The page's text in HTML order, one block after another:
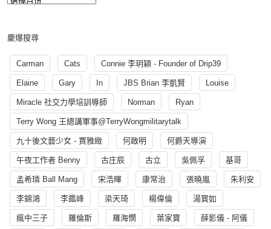
慶爆搜尋
Carman Cats Connie 李玥穎 - Founder of Drip39
Elaine Gary In JBS Brian 李凱賢 Louise
Miracle 社交力學培訓導師 Norman Ryan
Terry Wong 王總講軍事@TerryWongmilitarytalk
九十後文藝少女 - 賈雅緻 何啟明 何爵天導演
午夜工作者 Benny 古庄辰 古立 吳佩孚 基哥
孟希璘 Ball Mang 宋浩暉 康常治 張曉嵐 朱利安
李錦鴻 李鑑峰 梁天琦 楊偉倫 湯寳如
瘋中三子 羅倫斯 羅海憫 葉家寶 薛影儀 - 阿儀